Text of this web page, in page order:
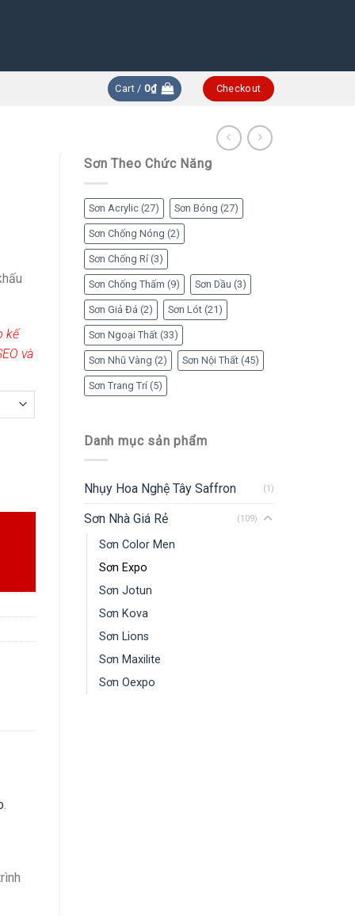
Cart /0₫ Checkout
Sơn Theo Chức Năng
Sơn Acrylic (27) Sơn Bóng (27)
Sơn Chống Nóng (2)
Sơn Chống Rỉ (3)
Sơn Chống Thấm (9) Sơn Dầu (3)
Sơn Giả Đá (2) Sơn Lót (21)
Sơn Ngoại Thất (33)
Sơn Nhũ Vàng (2) Sơn Nội Thất (45)
Sơn Trang Trí (5)
Danh mục sản phẩm
Nhụy Hoa Nghệ Tây Saffron (1)
Sơn Nhà Giá Rẻ (109)
Sơn Color Men
Sơn Expo
Sơn Jotun
Sơn Kova
Sơn Lions
Sơn Maxilite
Sơn Oexpo
kế
và
.